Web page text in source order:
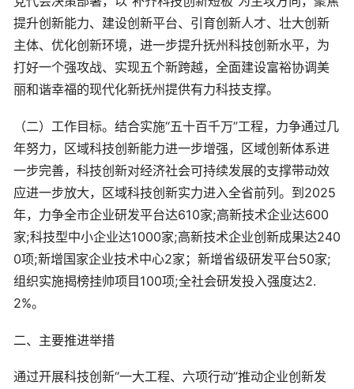
提升创新能力、建设创新平台、引育创新人才、壮大创新
主体、优化创新环境，进一步提升抚州科技创新水平，为
打好一个强攻战、实现五个新跨越，全面建设富裕协调美
丽和谐幸福的现代化新抚州提供有力科技支撑。
（二）工作目标。结合实施“五十百千万”工程，力争通过几
年努力，区域科技创新能力进一步增强，区域创新体系进
一步完善，科技创新对经济社会可持续发展的支撑带动效
应进一步放大，区域科技创新实力进入全省前列。到2025
年，力争全市企业研发平台达610家;高新技术企业达600
家;科技型中小企业达1000家;高新技术企业创新成果达240
0项;新增国家企业技术中心2家；新增省级研发平台50家;
组织实施揭榜挂帅项目100项;全社会研发投入强度达2.
2%。
二、主要推进举措
通过开展科技创新“一大工程、六项行动”推动企业创新发